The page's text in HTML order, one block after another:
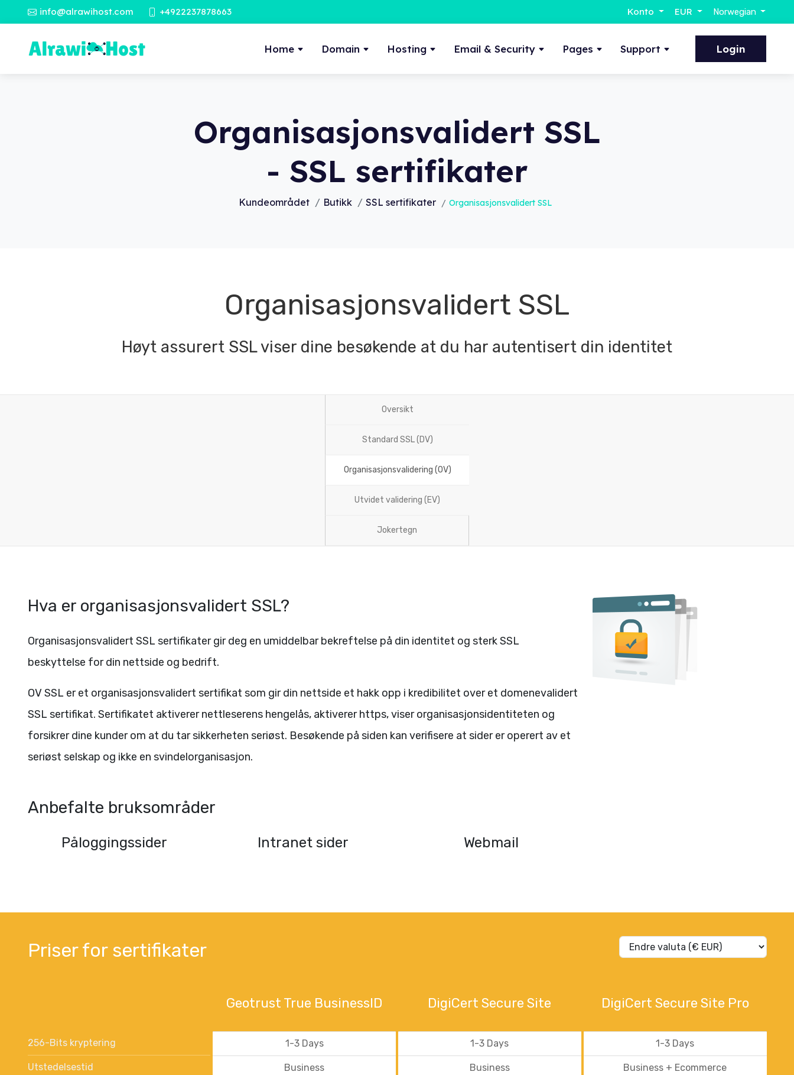
info@alrawihost.com +4922237878663 Konto EUR Norwegian
Home Domain Hosting Email & Security Pages Support Login
Organisasjonsvalidert SSL
- SSL sertifikater
Kundeområdet Butikk SSL sertifikater Organisasjonsvalidert SSL
Organisasjonsvalidert SSL
Høyt assurert SSL viser dine besøkende at du har autentisert din identitet
Oversikt
Standard SSL (DV)
Organisasjonsvalidering (OV)
Utvidet validering (EV)
Jokertegn
Hva er organisasjonsvalidert SSL?
Organisasjonsvalidert SSL sertifikater gir deg en umiddelbar bekreftelse på din identitet og sterk SSL
beskyttelse for din nettside og bedrift.
OV SSL er et organisasjonsvalidert sertifikat som gir din nettside et hakk opp i kredibilitet over et domenevalidert
SSL sertifikat. Sertifikatet aktiverer nettleserens hengelås, aktiverer https, viser organisasjonsidentiteten og
forsikrer dine kunder om at du tar sikkerheten seriøst. Besøkende på siden kan verifisere at sider er operert av et
seriøst selskap og ikke en svindelorganisasjon.
Anbefalte bruksområder
Påloggingssider Intranet sider Webmail
Priser for sertifikater
256-Bits kryptering
Utstedelsestid
Geotrust True BusinessID
1-3 Days
Business
DigiCert Secure Site
1-3 Days
Business
DigiCert Secure Site Pro
1-3 Days
Business + Ecommerce